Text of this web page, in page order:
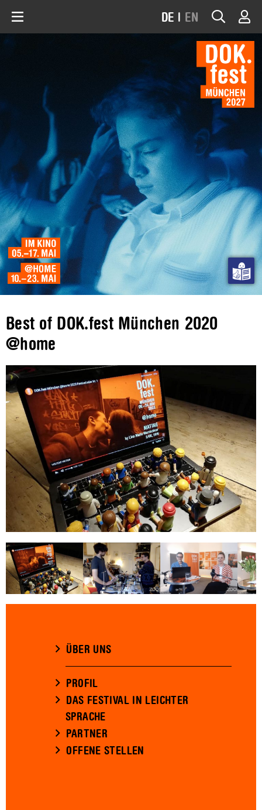
DE | EN
Best of DOK.fest München 2020
@home
ÜBER UNS
PROFIL
DAS FESTIVAL IN LEICHTER
SPRACHE
PARTNER
OFFENE STELLEN